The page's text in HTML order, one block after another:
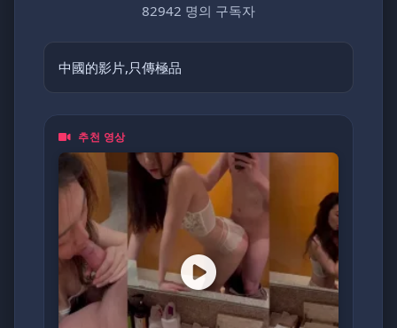
82942 명의 구독자
中國的影片,只傳極品
추천 영상